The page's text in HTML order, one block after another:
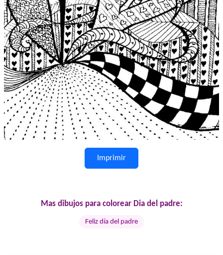
Imprimir
Mas dibujos para colorear Dia del padre:
Feliz día del padre